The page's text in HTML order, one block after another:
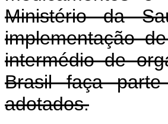
Ministério da
implementação
intermédio de
Brasil faça
adotados.